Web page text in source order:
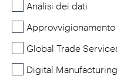
Analisi dei dati
Global Trade
Digital Manufacturing